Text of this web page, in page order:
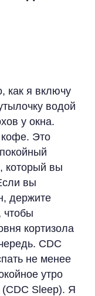
как я включу
водой
у окна.
кофе. Это
который вы
вы
держите
чтобы
кортизола
CDC
не менее
утро
(CDC Sleep). Я